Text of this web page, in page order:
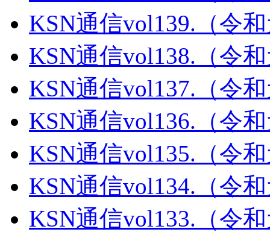
KSN通信vol139.（令
KSN通信vol138.（令
KSN通信vol137.（令
KSN通信vol136.（令
KSN通信vol135.（令
KSN通信vol134.（令
KSN通信vol133.（令